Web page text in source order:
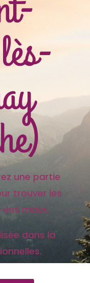
partie
trouver les
maux.
dans la